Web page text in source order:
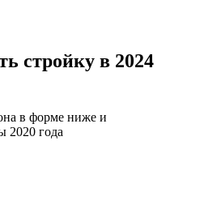
стройку в 2024
в форме ниже и
2020 года